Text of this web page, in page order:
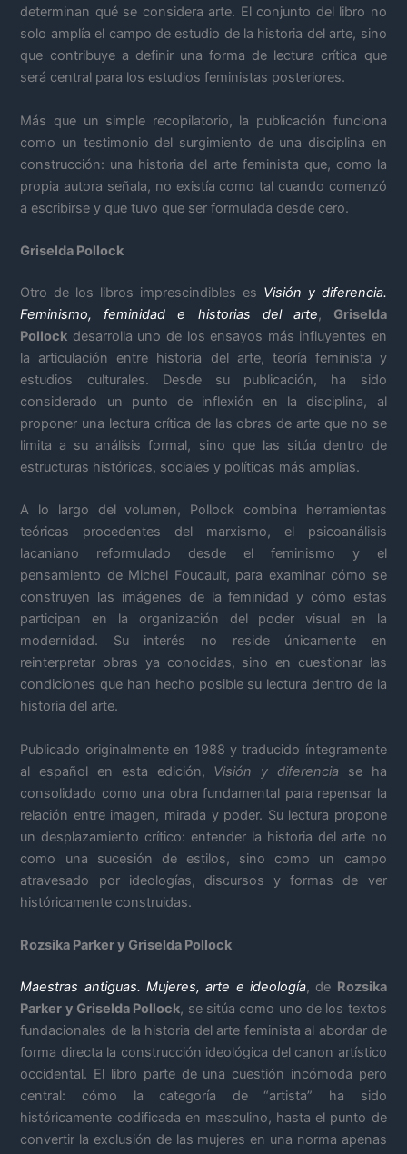
determinan qué se considera arte. El conjunto del libro no
solo amplía el campo de estudio de la historia del arte, sino
que contribuye a definir una forma de lectura crítica que
será central para los estudios feministas posteriores.
Más que un simple recopilatorio, la publicación funciona
como un testimonio del surgimiento de una disciplina en
construcción: una historia del arte feminista que, como la
propia autora señala, no existía como tal cuando comenzó
a escribirse y que tuvo que ser formulada desde cero.
Griselda Pollock
Otro de los libros imprescindibles es Visión y diferencia.
Feminismo, feminidad e historias del arte, Griselda
Pollock desarrolla uno de los ensayos más influyentes en
la articulación entre historia del arte, teoría feminista y
estudios culturales. Desde su publicación, ha sido
considerado un punto de inflexión en la disciplina, al
proponer una lectura crítica de las obras de arte que no se
limita a su análisis formal, sino que las sitúa dentro de
estructuras históricas, sociales y políticas más amplias.
A lo largo del volumen, Pollock combina herramientas
teóricas procedentes del marxismo, el psicoanálisis
lacaniano reformulado desde el feminismo y el
pensamiento de Michel Foucault, para examinar cómo se
construyen las imágenes de la feminidad y cómo estas
participan en la organización del poder visual en la
modernidad. Su interés no reside únicamente en
reinterpretar obras ya conocidas, sino en cuestionar las
condiciones que han hecho posible su lectura dentro de la
historia del arte.
Publicado originalmente en 1988 y traducido íntegramente
al español en esta edición, Visión y diferenciase ha
consolidado como una obra fundamental para repensar la
relación entre imagen, mirada y poder. Su lectura propone
un desplazamiento crítico: entender la historia del arte no
como una sucesión de estilos, sino como un campo
atravesado por ideologías, discursos y formas de ver
históricamente construidas.
Rozsika Parker y Griselda Pollock
Maestras antiguas. Mujeres, arte e ideología, de Rozsika
Parker y Griselda Pollock, se sitúa como uno de los textos
fundacionales de la historia del arte feminista al abordar de
forma directa la construcción ideológica del canon artístico
occidental. El libro parte de una cuestión incómoda pero
central: cómo la categoría de “artista” ha sido
históricamente codificada en masculino, hasta el punto de
convertir la exclusión de las mujeres en una norma apenas